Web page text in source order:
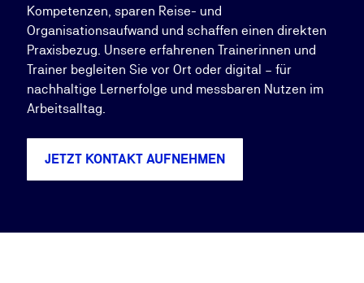
Kompetenzen, sparen Reise- und
Organisationsaufwand und schaffen einen direkten
Praxisbezug. Unsere erfahrenen Trainerinnen und
Trainer begleiten Sie vor Ort oder digital – für
nachhaltige Lernerfolge und messbaren Nutzen im
Arbeitsalltag.
JETZT KONTAKT AUFNEHMEN